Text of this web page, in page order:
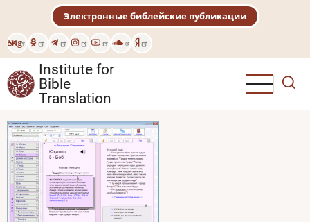
main
content
Eng
Электронные библейские публикации
Institute for
Bible
Translation